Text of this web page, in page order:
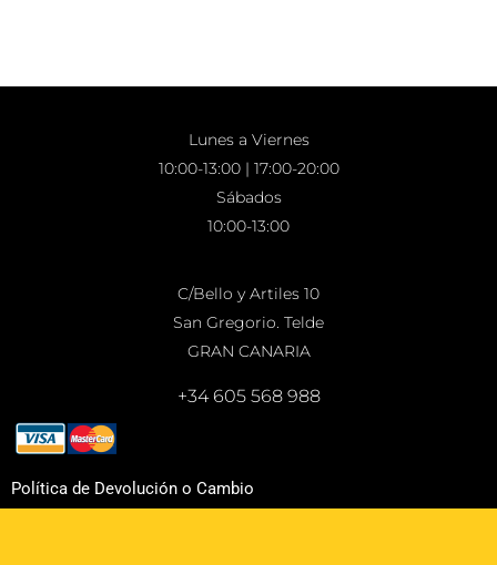
Lunes a Viernes
10:00-13:00 | 17:00-20:00
Sábados
10:00-13:00
C/Bello y Artiles 10
San Gregorio. Telde
GRAN CANARIA
+34 605 568 988
Política de Devolución o Cambio